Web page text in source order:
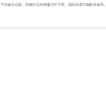
含镜头凸起，依据行业内测量方式不同，实际结果可能略有差异。